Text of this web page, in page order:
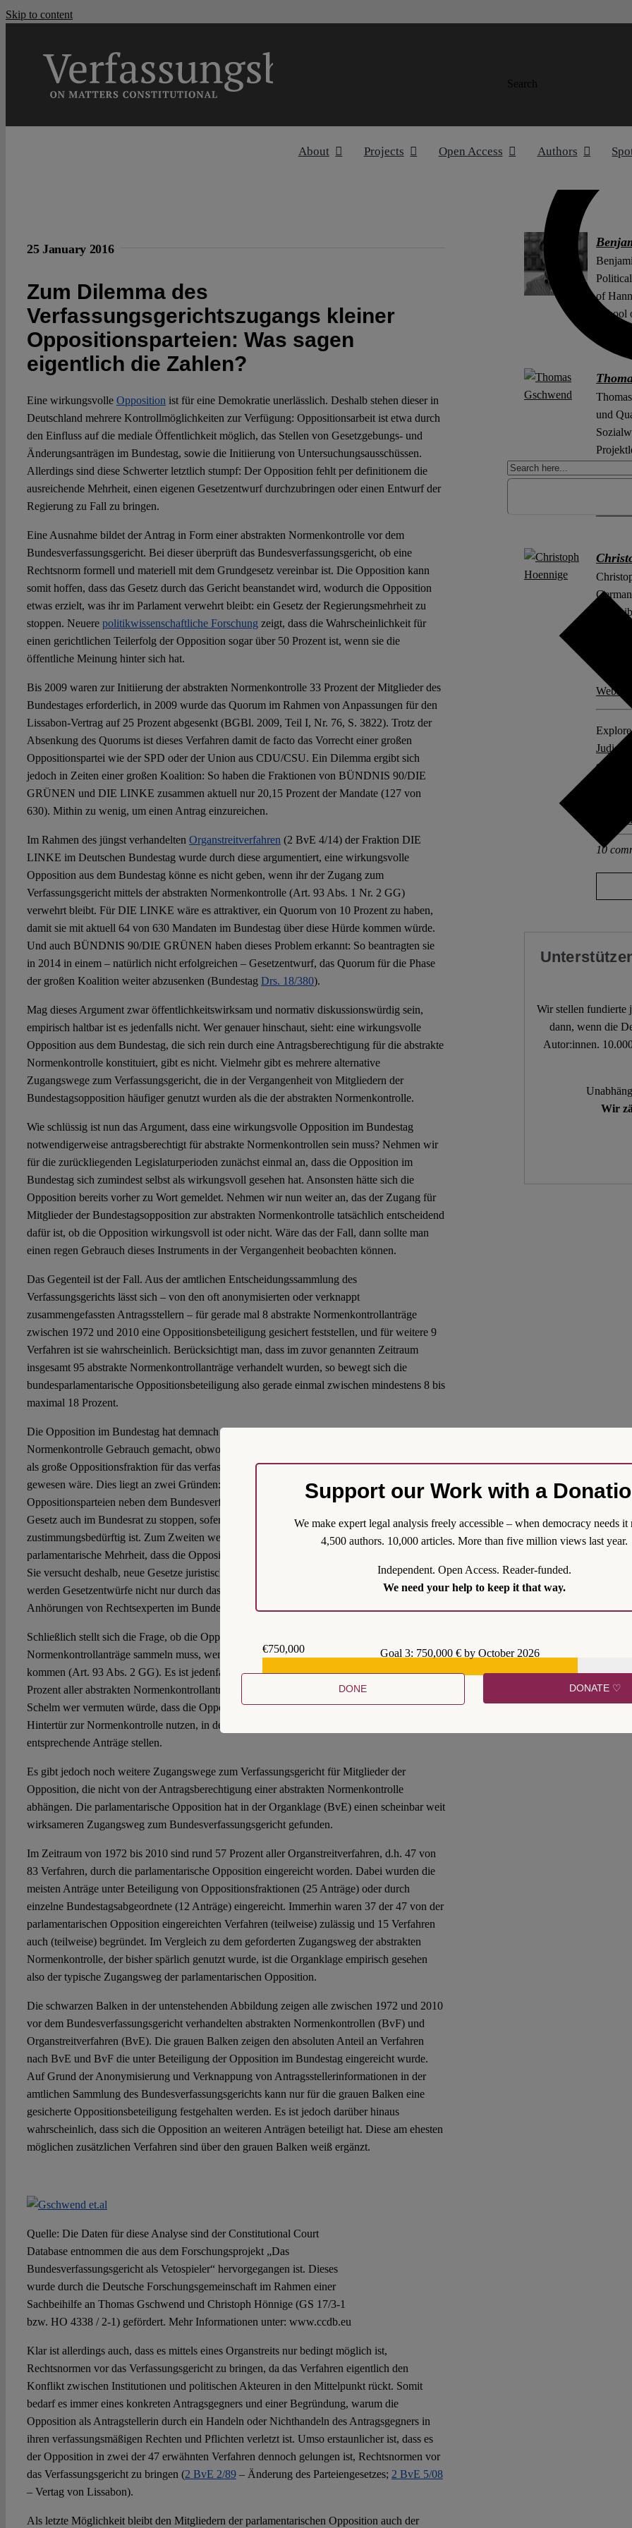
Skip to content
Search
About Projects Open Access Authors
25 January 2016
Zum Dilemma des
Verfassungsgerichtszugangs kleiner
Oppositionsparteien: Was sagen
eigentlich die Zahlen?
Eine wirkungsvolle Opposition ist für eine Demokratie unerlässlich. Deshalb stehen dieser in
Deutschland mehrere Kontrollmöglichkeiten zur Verfügung: Oppositionsarbeit ist etwa durch
den Einfluss auf die mediale Öffentlichkeit möglich, das Stellen von Gesetzgebungs- und
Änderungsanträgen im Bundestag, sowie die Initiierung von Untersuchungsausschüssen.
Allerdings sind diese Schwerter letztlich stumpf: Der Opposition fehlt per definitionem die
ausreichende Mehrheit, einen eigenen Gesetzentwurf durchzubringen oder einen Entwurf der
Regierung zu Fall zu bringen.
Eine Ausnahme bildet der Antrag in Form einer abstrakten Normenkontrolle vor dem
Bundesverfassungsgericht. Bei dieser überprüft das Bundesverfassungsgericht, ob eine
Rechtsnorm formell und materiell mit dem Grundgesetz vereinbar ist. Die Opposition kann
somit hoffen, dass das Gesetz durch das Gericht beanstandet wird, wodurch die Opposition
etwas erzielt, was ihr im Parlament verwehrt bleibt: ein Gesetz der Regierungsmehrheit zu
stoppen. Neuere politikwissenschaftliche Forschung zeigt, dass die Wahrscheinlichkeit für
einen gerichtlichen Teilerfolg der Opposition sogar über 50 Prozent ist, wenn sie die
öffentliche Meinung hinter sich hat.
Bis 2009 waren zur Initiierung der abstrakten Normenkontrolle 33 Prozent der Mitglieder des
Bundestages erforderlich, in 2009 wurde das Quorum im Rahmen von Anpassungen für den
Lissabon-Vertrag auf 25 Prozent abgesenkt (BGBl. 2009, Teil I, Nr. 76, S. 3822). Trotz der
Absenkung des Quorums ist dieses Verfahren damit de facto das Vorrecht einer großen
Oppositionspartei wie der SPD oder der Union aus CDU/CSU. Ein Dilemma ergibt sich
jedoch in Zeiten einer großen Koalition: So haben die Fraktionen von BÜNDNIS 90/DIE
GRÜNEN und DIE LINKE zusammen aktuell nur 20,15 Prozent der Mandate (127 von
630). Mithin zu wenig, um einen Antrag einzureichen.
Im Rahmen des jüngst verhandelten Organstreitverfahren (2 BvE 4/14) der Fraktion DIE
LINKE im Deutschen Bundestag wurde durch diese argumentiert, eine wirkungsvolle
Opposition aus dem Bundestag könne es nicht geben, wenn ihr der Zugang zum
Verfassungsgericht mittels der abstrakten Normenkontrolle (Art. 93 Abs. 1 Nr. 2 GG)
verwehrt bleibt. Für DIE LINKE wäre es attraktiver, ein Quorum von 10 Prozent zu haben,
damit sie mit aktuell 64 von 630 Mandaten im Bundestag über diese Hürde kommen würde.
Und auch BÜNDNIS 90/DIE GRÜNEN haben dieses Problem erkannt: So beantragten sie
in 2014 in einem – natürlich nicht erfolgreichen – Gesetzentwurf, das Quorum für die Phase
der großen Koalition weiter abzusenken (Bundestag Drs. 18/380).
Mag dieses Argument zwar öffentlichkeitswirksam und normativ diskussionswürdig sein,
empirisch haltbar ist es jedenfalls nicht. Wer genauer hinschaut, sieht: eine wirkungsvolle
Opposition aus dem Bundestag, die sich rein durch eine Antragsberechtigung für die abstrakte
Normenkontrolle konstituiert, gibt es nicht. Vielmehr gibt es mehrere alternative
Zugangswege zum Verfassungsgericht, die in der Vergangenheit von Mitgliedern der
Bundestagsopposition häufiger genutzt wurden als die der abstrakten Normenkontrolle.
Wie schlüssig ist nun das Argument, dass eine wirkungsvolle Opposition im Bundestag
notwendigerweise antragsberechtigt für abstrakte Normenkontrollen sein muss? Nehmen wir
für die zurückliegenden Legislaturperioden zunächst einmal an, dass die Opposition im
Bundestag sich zumindest selbst als wirkungsvoll gesehen hat. Ansonsten hätte sich die
Opposition bereits vorher zu Wort gemeldet. Nehmen wir nun weiter an, das der Zugang für
Mitglieder der Bundestagsopposition zur abstrakten Normenkontrolle tatsächlich entscheidend
dafür ist, ob die Opposition wirkungsvoll ist oder nicht. Wäre das der Fall, dann sollte man
einen regen Gebrauch dieses Instruments in der Vergangenheit beobachten können.
Das Gegenteil ist der Fall. Aus der amtlichen Entscheidungssammlung des
Verfassungsgerichts lässt sich – von den oft anonymisierten oder verknappt
zusammengefassten Antragsstellern – für gerade mal 8 abstrakte Normenkontrollanträge
zwischen 1972 und 2010 eine Oppositionsbeteiligung gesichert feststellen, und für weitere 9
Verfahren ist sie wahrscheinlich. Berücksichtigt man, dass im zuvor genannten Zeitraum
insgesamt 95 abstrakte Normenkontrollanträge verhandelt wurden, so bewegt sich die
bundesparlamentarische Oppositionsbeteiligung also gerade einmal zwischen mindestens 8 bis
maximal 18 Prozent.
Die Opposition im Bundestag hat demnach in der Vergangenheit kaum von der abstrakten
Normenkontrolle Gebrauch gemacht, obwohl die jeweilige Mandatszahl von SPD oder CDU
als große Oppositionsfraktion für das verfassungsrechtlich notwendige Quorum ausreichend
gewesen wäre. Dies liegt an zwei Gründen: Zum Ersten haben die großen
Oppositionsparteien neben dem Bundesverfassungsgericht oftmals die Möglichkeit, ein
Gesetz auch im Bundesrat zu stoppen, sofern sie diesen kontrollieren und das Gesetz
zustimmungsbedürftig ist. Zum Zweiten weiß natürlich auch die Regierung und ihre
parlamentarische Mehrheit, dass die Opposition einen Normenkontrollantrag einreichen kann.
Sie versucht deshalb, neue Gesetze juristisch möglichst „wasserdicht“ zu erstellen. Hierzu
werden Gesetzentwürfe nicht nur durch das Justizministerium geprüft, sondern auch
Anhörungen von Rechtsexperten im Bundestag durchgeführt.
Schließlich stellt sich die Frage, ob die Opposition im Bundestag Unterschriften für
Normenkontrollanträge sammeln muss, wenn ihr einzelne Landesregierungen zeitlich zuvor
kommen (Art. 93 Abs. 2 GG). Es ist jedenfalls auffällig, dass Landesregierungen rund 73
Prozent aller abstrakten Normenkontrollanträge (zwischen 1972 und 2010) gestellt haben. Ein
Schelm wer vermuten würde, dass die Oppositionsparteien im Bundestag eventuell eine
Hintertür zur Normenkontrolle nutzen, in dem sympathisierende Landesregierungen
entsprechende Anträge stellen.
Es gibt jedoch noch weitere Zugangswege zum Verfassungsgericht für Mitglieder der
Opposition, die nicht von der Antragsberechtigung einer abstrakten Normenkontrolle
abhängen. Die parlamentarische Opposition hat in der Organklage (BvE) einen scheinbar weit
wirksameren Zugangsweg zum Bundesverfassungsgericht gefunden.
Im Zeitraum von 1972 bis 2010 sind rund 57 Prozent aller Organstreitverfahren, d.h. 47 von
83 Verfahren, durch die parlamentarische Opposition eingereicht worden. Dabei wurden die
meisten Anträge unter Beteiligung von Oppositionsfraktionen (25 Anträge) oder durch
einzelne Bundestagsabgeordnete (12 Anträge) eingereicht. Immerhin waren 37 der 47 von der
parlamentarischen Opposition eingereichten Verfahren (teilweise) zulässig und 15 Verfahren
auch (teilweise) begründet. Im Vergleich zu dem geforderten Zugangsweg der abstrakten
Normenkontrolle, der bisher spärlich genutzt wurde, ist die Organklage empirisch gesehen
also der typische Zugangsweg der parlamentarischen Opposition.
Die schwarzen Balken in der untenstehenden Abbildung zeigen alle zwischen 1972 und 2010
vor dem Bundesverfassungsgericht verhandelten abstrakten Normenkontrollen (BvF) und
Organstreitverfahren (BvE). Die grauen Balken zeigen den absoluten Anteil an Verfahren
nach BvE und BvF die unter Beteiligung der Opposition im Bundestag eingereicht wurde.
Auf Grund der Anonymisierung und Verknappung von Antragsstellerinformationen in der
amtlichen Sammlung des Bundesverfassungsgerichts kann nur für die grauen Balken eine
gesicherte Oppositionsbeteiligung festgehalten werden. Es ist jedoch darüber hinaus
wahrscheinlich, dass sich die Opposition an weiteren Anträgen beteiligt hat. Diese am ehesten
möglichen zusätzlichen Verfahren sind über den grauen Balken weiß ergänzt.
Quelle: Die Daten für diese Analyse sind der Constitutional Court
Database entnommen die aus dem Forschungsprojekt „Das
Bundesverfassungsgericht als Vetospieler“ hervorgegangen ist. Dieses
wurde durch die Deutsche Forschungsgemeinschaft im Rahmen einer
Sachbeihilfe an Thomas Gschwend und Christoph Hönnige (GS 17/3-1
bzw. HO 4338 / 2-1) gefördert. Mehr Informationen unter: www.ccdb.eu
Klar ist allerdings auch, dass es mittels eines Organstreits nur bedingt möglich ist,
Rechtsnormen vor das Verfassungsgericht zu bringen, da das Verfahren eigentlich den
Konflikt zwischen Institutionen und politischen Akteuren in den Mittelpunkt rückt. Somit
bedarf es immer eines konkreten Antragsgegners und einer Begründung, warum die
Opposition als Antragstellerin durch ein Handeln oder Nichthandeln des Antragsgegners in
ihren verfassungsmäßigen Rechten und Pflichten verletzt ist. Umso erstaunlicher ist, dass es
der Opposition in zwei der 47 erwähnten Verfahren dennoch gelungen ist, Rechtsnormen vor
das Verfassungsgericht zu bringen (2 BvE 2/89– Änderung des Parteiengesetzes; 2 BvE 5/08
– Vertag von Lissabon).
Als letzte Möglichkeit bleibt den Mitgliedern der parlamentarischen Opposition auch der
of
und
the
Website
Explore
Judicial
Other
10
Wir stellen fundierte
dann, wenn die
Autor:innen.
Wir
Support our Work with a
We make expert legal analysis freely accessible – when democracy needs it
4,500 authors. 10,000 articles. More than five million views last year.
Independent. Open Access. Reader-funded.
We need your help to keep it that way.
€750,000
Goal 3: 750,000 € by October 2026
DONE DONATE ♡